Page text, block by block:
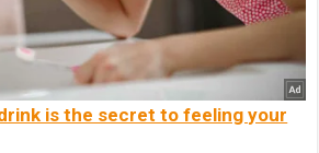
is the secret to feeling your